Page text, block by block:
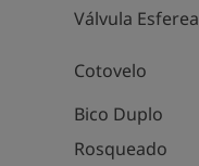
Válvula Esferea
Cotovelo
Bico Duplo
Rosqueado